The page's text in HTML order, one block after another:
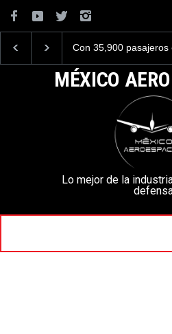
Con 35,900 pasajeros
aeropuertos con más
viajeros
México, pero muy
MÉXICO
Lo mejor de la